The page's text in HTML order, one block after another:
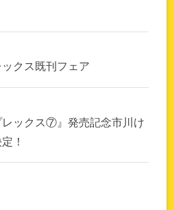
クス既刊フェア
レックス⑦』発売記念市川け
！